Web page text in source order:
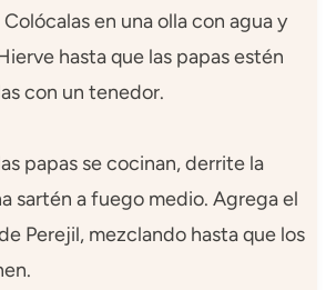
en una olla con agua y
hasta que las papas estén
con un tenedor.
papas se cocinan, derrite la
sartén a fuego medio. Agrega el
Perejil, mezclando hasta que los